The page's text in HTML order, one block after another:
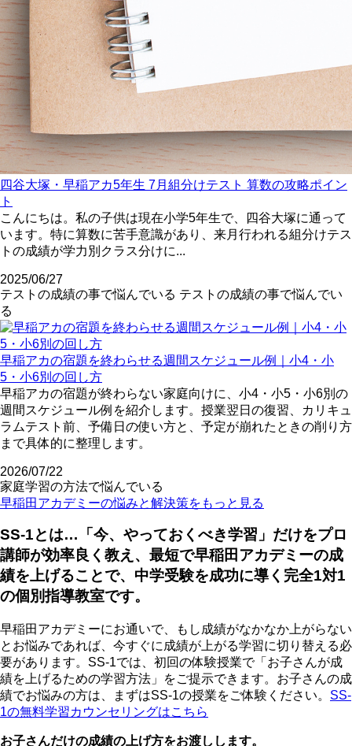
四谷大塚・早稲アカ5年生 7月組分けテスト 算数の攻略ポイン
ト
こんにちは。私の子供は現在小学5年生で、四谷大塚に通って
います。特に算数に苦手意識があり、来月行われる組分けテス
トの成績が学力別クラス分けに...
2025/06/27
テストの成績の事で悩んでいる テストの成績の事で悩んでい
る
早稲アカの宿題を終わらせる週間スケジュール例｜小4・小
5・小6別の回し方
早稲アカの宿題が終わらない家庭向けに、小4・小5・小6別の
週間スケジュール例を紹介します。授業翌日の復習、カリキュ
ラムテスト前、予備日の使い方と、予定が崩れたときの削り方
まで具体的に整理します。
2026/07/22
家庭学習の方法で悩んでいる
早稲田アカデミーの悩みと解決策をもっと見る
SS-1とは…「今、やっておくべき学習」だけをプロ
講師が効率良く教え、最短で早稲田アカデミーの成
績を上げることで、中学受験を成功に導く完全1対1
の個別指導教室です。
早稲田アカデミーにお通いで、もし成績がなかなか上がらない
とお悩みであれば、今すぐに成績が上がる学習に切り替える必
要があります。SS-1では、初回の体験授業で「お子さんが成
績を上げるための学習方法」をご提示できます。お子さんの成
績でお悩みの方は、まずはSS-1の授業をご体験ください。 SS-
1の無料学習カウンセリングはこちら
お子さんだけの成績の上げ方をお渡しします。